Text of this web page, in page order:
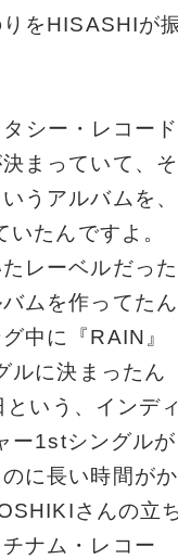
をHISASHIが
シー・レコード
まっていて、そ
うアルバムを、
たんですよ。
レーベルだった
ムを作ってたん
中に『RAIN』
ルに決まったん
いう、インデ
ー1stシングルが
に長い時間がか
さんの立
ナム・レコー